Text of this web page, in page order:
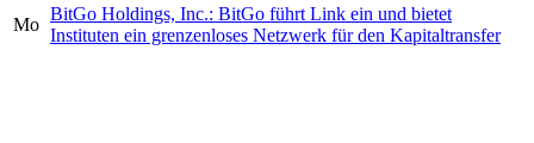
Mo
BitGo Holdings, Inc.: BitGo führt Link ein und bietet
Instituten ein grenzenloses Netzwerk für den Kapitaltransfer